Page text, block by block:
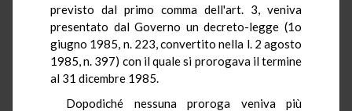
previsto dal primo comma dell'art. 3, veniva
presentato dal Governo un decreto-legge (1o
giugno 1985, n. 223, convertito nella l. 2 agosto
1985, n. 397) con il quale si prorogava il termine
al 31 dicembre 1985.
Dopodiché nessuna proroga veniva più